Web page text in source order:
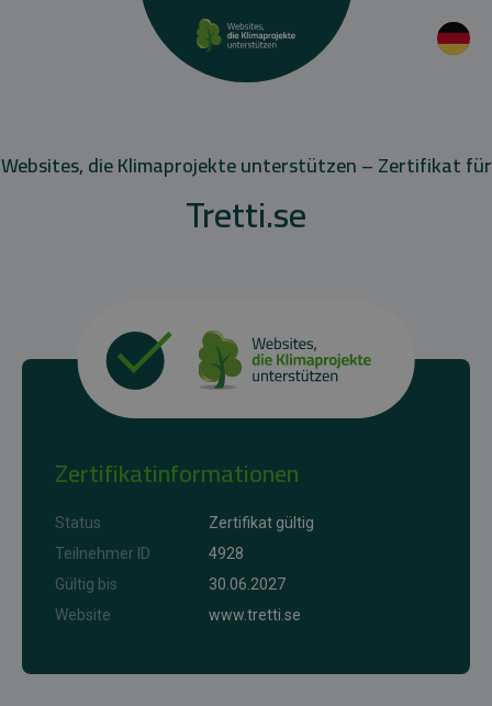
Websites, die Klimaprojekte unterstützen – Zertifikat für
Tretti.se
Zertifikatinformationen
Status
Zertifikat gültig
Teilnehmer ID
4928
Gültig bis
30.06.2027
Website
www.tretti.se